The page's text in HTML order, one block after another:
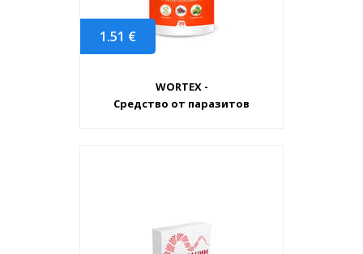
1.51 €
WORTEX -
Средство от паразитов